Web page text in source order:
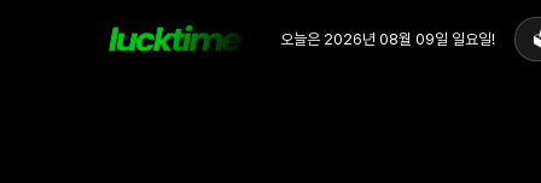
오늘은 2026년 08월 09일 일요일!